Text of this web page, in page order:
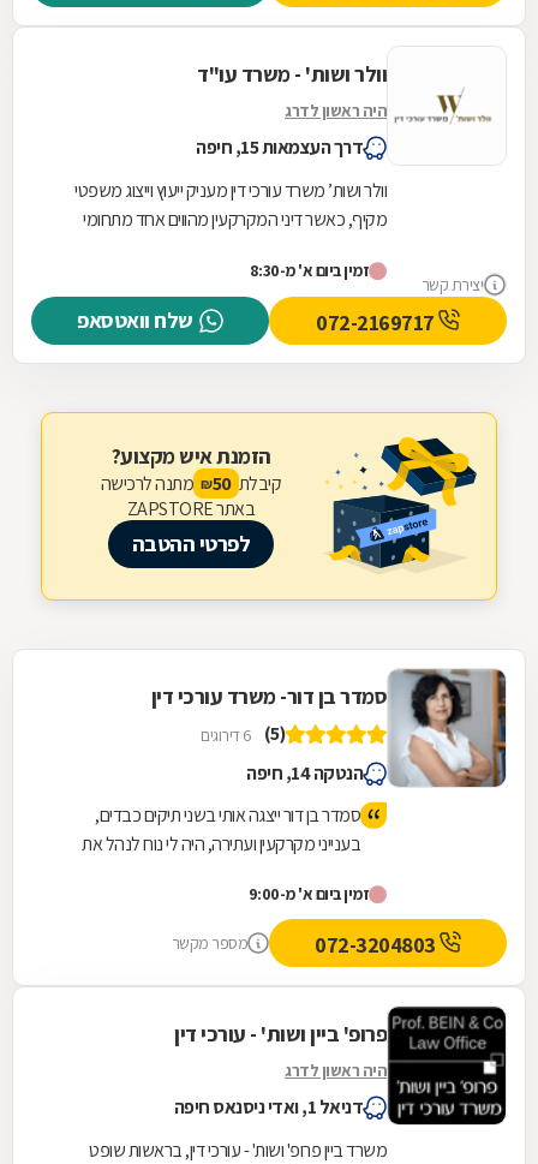
יצירת קשר
וולר ושות' - משרד עו"ד
היה ראשון לדרג
דרך העצמאות 15, חיפה
וולר ושות’ משרד עורכי דין מעניק ייעוץ וייצוג משפטי
מקיף, כאשר דיני המקרקעין מהווים אחד מתחומי
זמין ביום א' מ-8:30
שלח וואטסאפ
הזמנת איש מקצוע?
קיבלת 50
₪ מתנה לרכישה
באתר ZAPSTORE
לפרטי ההטבה
סמדר בן דור- משרד עורכי דין
(5) 6 דירוגים
הנטקה 14, חיפה
סמדר בן דור ייצגה אותי בשני תיקים כבדים,
בענייני מקרקעין ועתירה, היה לי נוח לנהל את
יודעת להגן על זכויות הלקוח, ואיתה מרגישים
בבטחון, יודעת להעלות את הנקודות החשובות
והרגישות ואפילו הפרטים הקטנים והחשובים
אפשר להרגיש בטוח שהנצחון לא יאחר מלבוא-
אניי ממליץ עליה בחום.
זמין ביום א' מ-9:00
מספר מקשר
פרופ' ביין ושות' - עורכי דין
היה ראשון לדרג
דניאל 1, ואדי ניסנאס חיפה
משרד ביין פרופ' ושות' - עורכי דין, בראשות שופט